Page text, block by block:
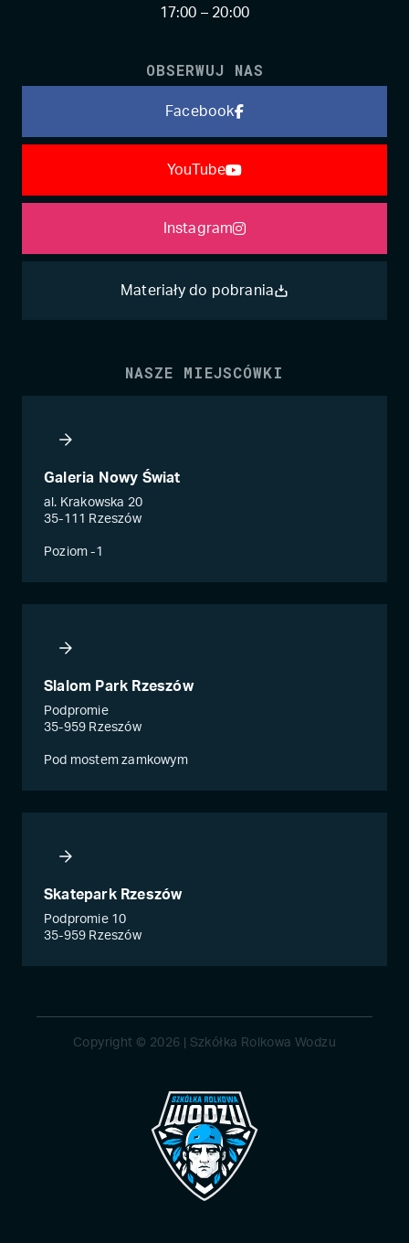
17:00 – 20:00
OBSERWUJ NAS
Facebook
YouTube
Instagram
Materiały do pobrania
NASZE MIEJSCÓWKI
Galeria Nowy Świat
al. Krakowska 20
35-111 Rzeszów
Poziom -1
Slalom Park Rzeszów
Podpromie
35-959 Rzeszów
Pod mostem zamkowym
Skatepark Rzeszów
Podpromie 10
35-959 Rzeszów
Copyright © 2026 | Szkółka Rolkowa Wodzu